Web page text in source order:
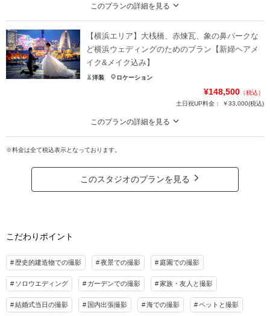
このプランの詳細を見る
幻想的な東京駅・丸の内の写真ならチームUKにお任せ!! 後悔しない東京駅ウェ
ディングフォトならこのプランで決まり！！
東京駅・丸の内界隈での定番ショット（駅舎前、ガゼボ等）を残したい方向け
のプラン！
⚫️撮影 1.5時間 データ100カット
※別途レンタルも可能ですので必要な方はお申し付け下さい。
撮影料
着付け ヘアメイク 小物一式
データ 100カット
その他含むもの
※スマホPC用データ・印刷用データの２種類を生成してダウンロード形式にご納品
差し上げます。
相談予約する
来店・オンライン
撮影日の空き
を確認する
【横浜エリア】大桟橋、赤煉瓦、象の鼻パークな
ど横浜ウェディングのためのプラン【新婦ヘアメ
イク&メイク込み】
洋装 ロケーション
¥148,500 （税込）
土日祝UP料金：
￥33,000(税込)
このプランの詳細を見る
大桟橋をはじめ横浜の美しい風景をバックにした幻想的なショットを残せま
す！！
⚫️美容&ヘアメイク、ドレス着付
ー 大桟橋、赤レンガ等、場所によりプランとは別に施設利用料が発生いたし
撮影料 新婦衣装
着付け ヘアメイク
アルバム データ 100カット 台紙付写真
衣装追加 挙式
※料金は全て税込表示となっております。
このスタジオのプランを見る
こだわりポイント
歴史的建造物での撮影 夜景での撮影 庭園での撮影
ソロウエディング ガーデンでの撮影 家族・友人と撮影
結婚式当日の撮影 国内出張撮影 海での撮影 ペットと撮影